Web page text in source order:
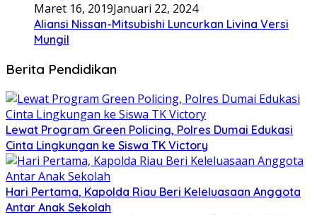
Maret 16, 2019Januari 22, 2024
Aliansi Nissan-Mitsubishi Luncurkan Livina Versi
Mungil
Berita Pendidikan
Lewat Program Green Policing, Polres Dumai Edukasi
Cinta Lingkungan ke Siswa TK Victory
Hari Pertama, Kapolda Riau Beri Keleluasaan Anggota
Antar Anak Sekolah